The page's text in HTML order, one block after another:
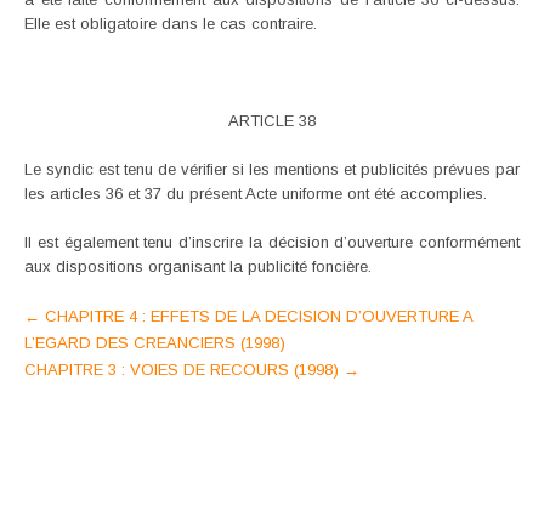
Elle est obligatoire dans le cas contraire.
ARTICLE 38
Le syndic est tenu de vérifier si les mentions et publicités prévues par
les articles 36 et 37 du présent Acte uniforme ont été accomplies.
Il est également tenu d’inscrire la décision d’ouverture conformément
aux dispositions organisant la publicité foncière.
Post
navigation
← CHAPITRE 4 : EFFETS DE LA DECISION D’OUVERTURE A
L’EGARD DES CREANCIERS (1998)
CHAPITRE 3 : VOIES DE RECOURS (1998) →